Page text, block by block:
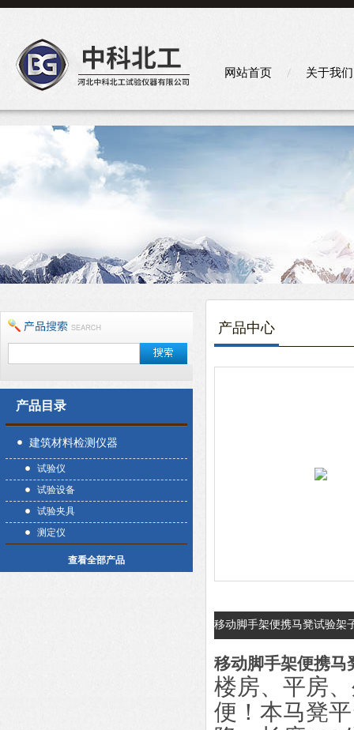
网站首页 关于我们
产品目录
建筑材料检测仪器
试验仪
试验设备
试验夹具
测定仪
查看全部产品
产品中心
移动脚手架便携马凳试验架
移动脚手架便携马
楼房、平房
便！本马凳